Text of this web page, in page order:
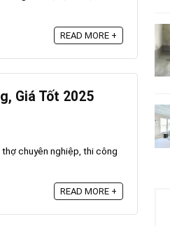
READ MORE +
Giá Tốt 2025
chuyên nghiệp, thi công
READ MORE +